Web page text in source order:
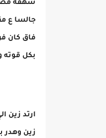
شهقه
جالسا ع
فاق كان
بكل قوته
ارتد زين
زين وهدر